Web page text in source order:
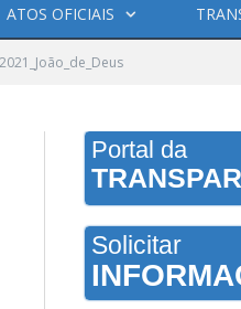
ATOS OFICIAIS
Portal da
Solicitar